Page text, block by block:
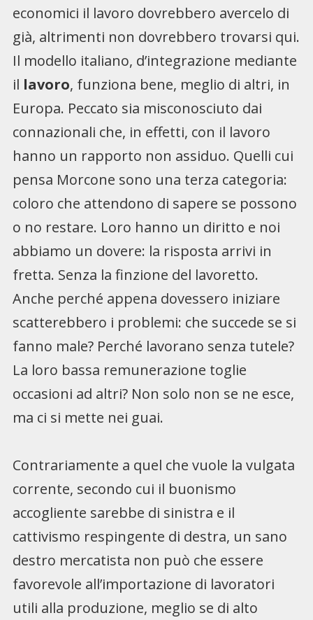
economici il lavoro dovrebbero avercelo di
già, altrimenti non dovrebbero trovarsi qui.
Il modello italiano, d’integrazione mediante
il lavoro, funziona bene, meglio di altri, in
Europa. Peccato sia misconosciuto dai
connazionali che, in effetti, con il lavoro
hanno un rapporto non assiduo. Quelli cui
pensa Morcone sono una terza categoria:
coloro che attendono di sapere se possono
o no restare. Loro hanno un diritto e noi
abbiamo un dovere: la risposta arrivi in
fretta. Senza la finzione del lavoretto.
Anche perché appena dovessero iniziare
scatterebbero i problemi: che succede se si
fanno male? Perché lavorano senza tutele?
La loro bassa remunerazione toglie
occasioni ad altri? Non solo non se ne esce,
ma ci si mette nei guai.
Contrariamente a quel che vuole la vulgata
corrente, secondo cui il buonismo
accogliente sarebbe di sinistra e il
cattivismo respingente di destra, un sano
destro mercatista non può che essere
favorevole all’importazione di lavoratori
utili alla produzione, meglio se di alto